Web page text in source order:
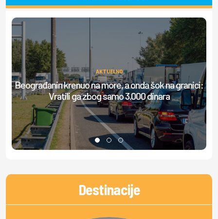
AKTUELNO
Beograđanin krenuo na more, a onda šok na granici:
Vratili ga zbog samo 3.000 dinara
Destinacije